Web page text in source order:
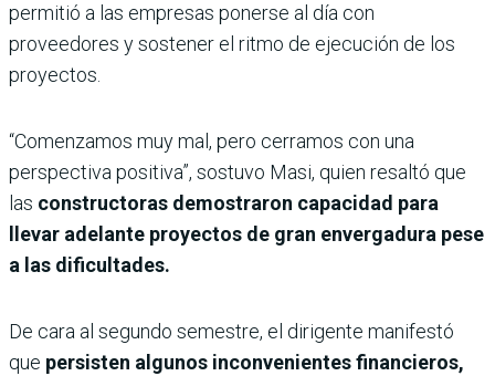
permitió a las empresas ponerse al día con
proveedores y sostener el ritmo de ejecución de los
proyectos.
“Comenzamos muy mal, pero cerramos con una
perspectiva positiva”, sostuvo Masi, quien resaltó que
las constructoras demostraron capacidad para
llevar adelante proyectos de gran envergadura pese
a las dificultades.
De cara al segundo semestre, el dirigente manifestó
que persisten algunos inconvenientes financieros,